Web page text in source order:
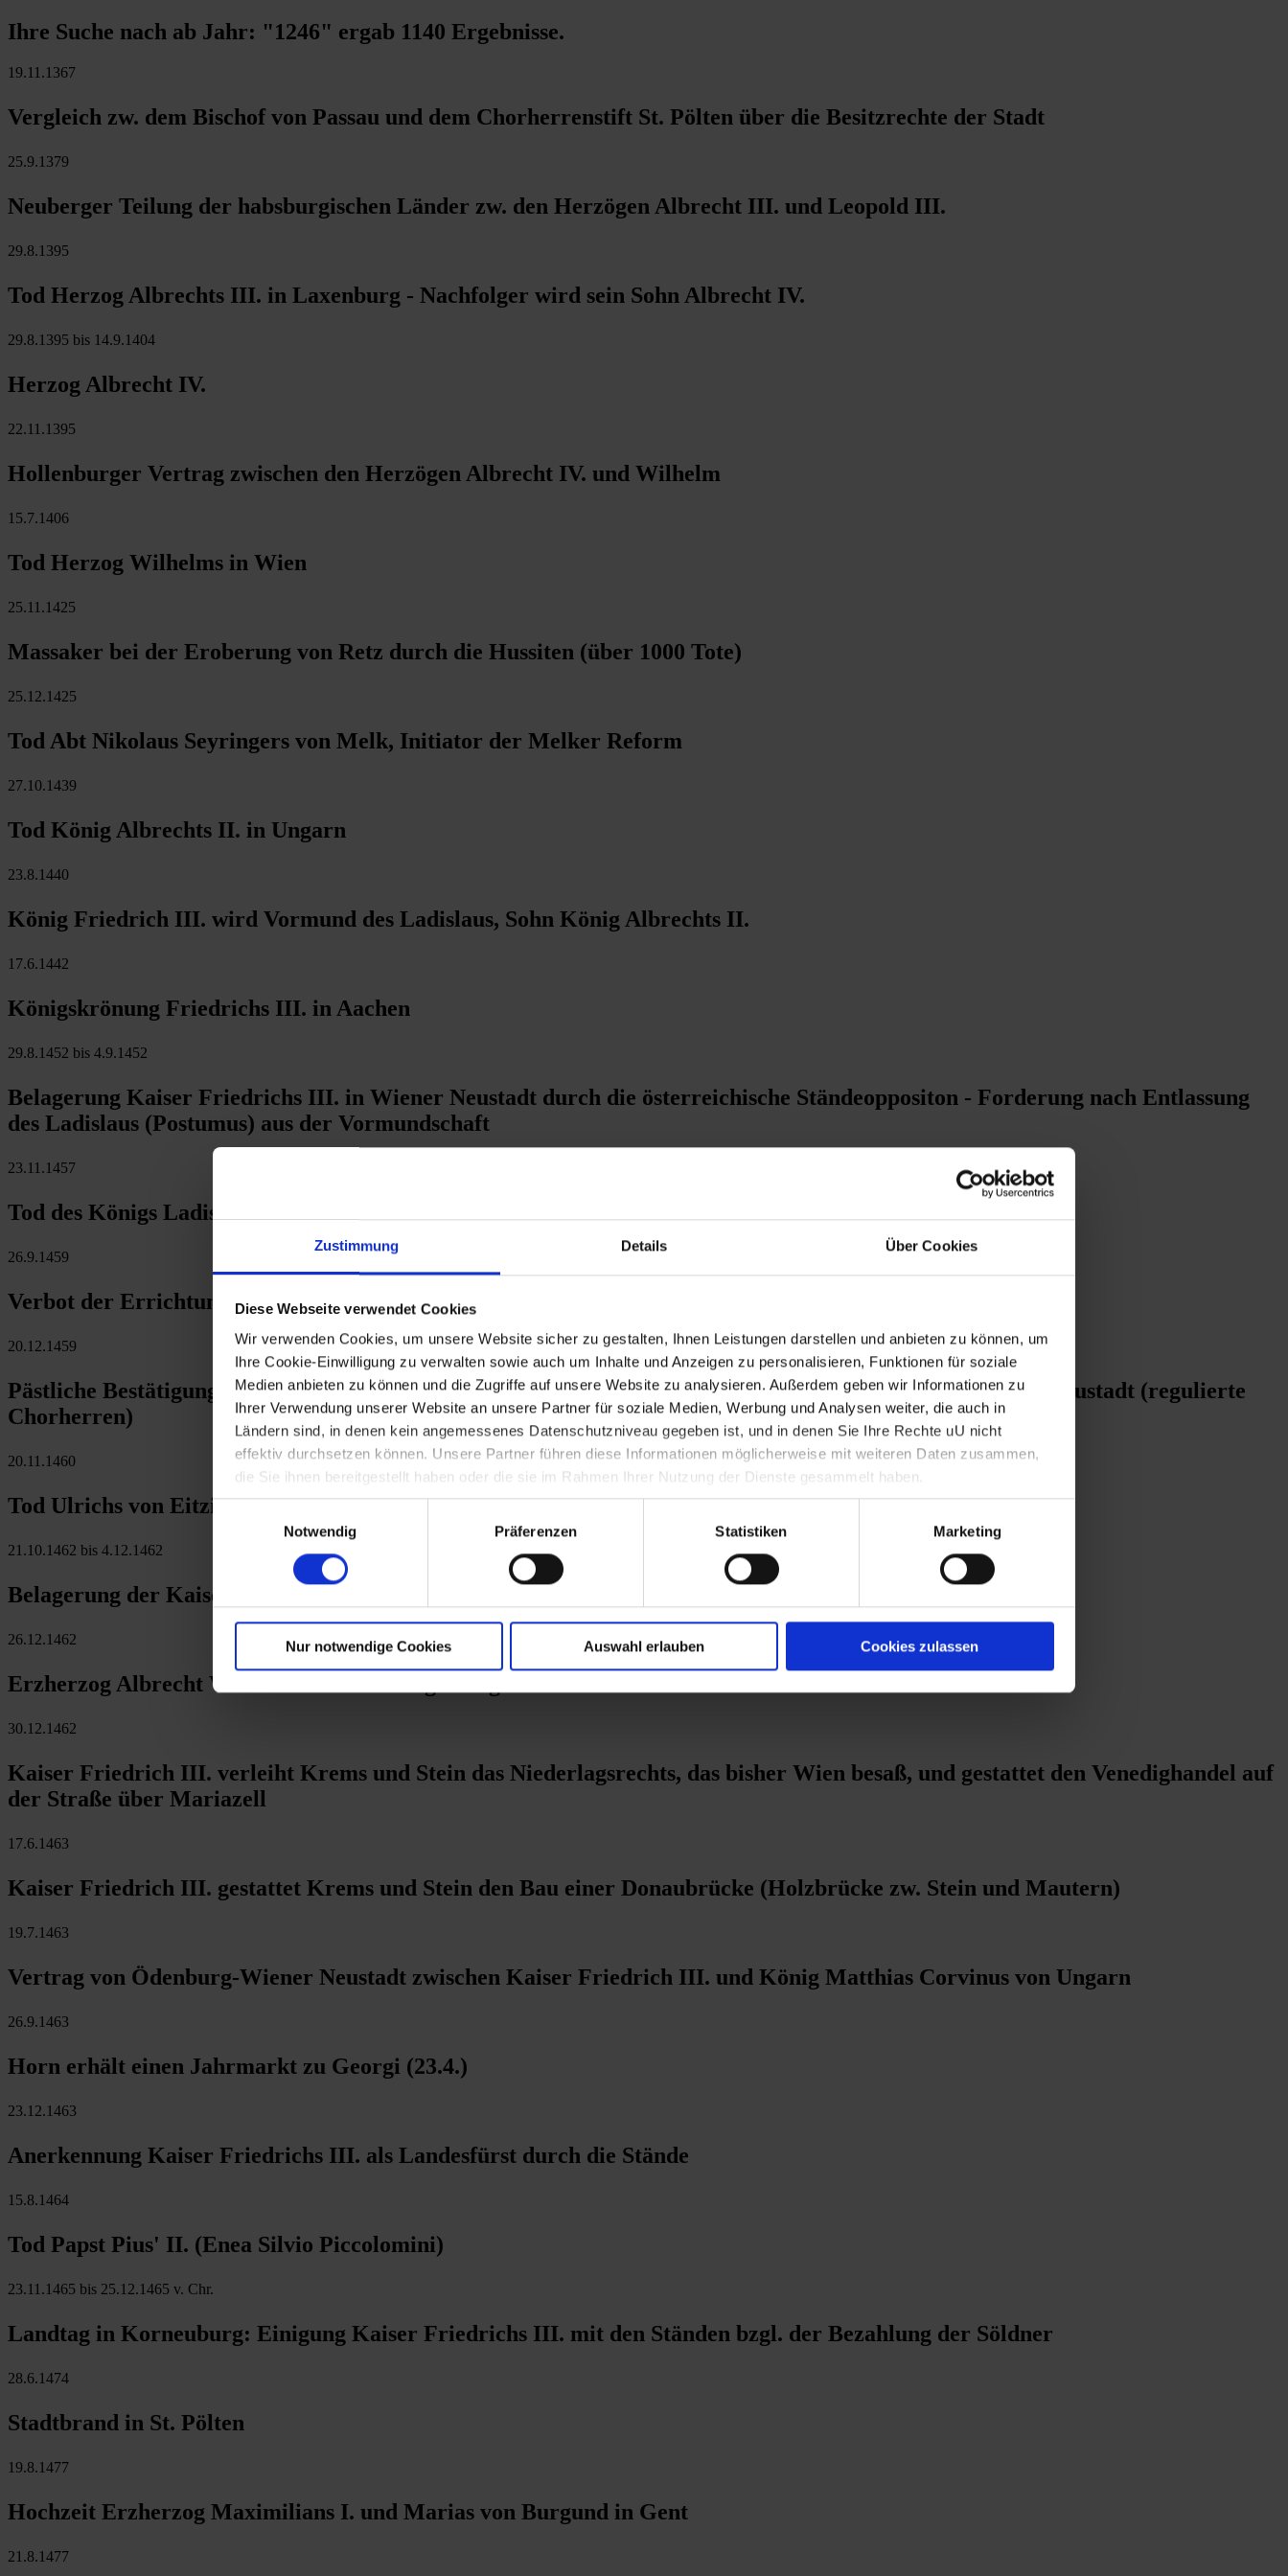
Zustimmung Details Über Cookies
Diese Webseite verwendet Cookies
Wir verwenden Cookies, um unsere Website sicher zu gestalten, Ihnen Leistungen darstellen und anbieten zu können, um
Ihre Cookie-Einwilligung zu verwalten sowie auch um Inhalte und Anzeigen zu personalisieren, Funktionen für soziale
Medien anbieten zu können und die Zugriffe auf unsere Website zu analysieren. Außerdem geben wir Informationen zu
Ihrer Verwendung unserer Website an unsere Partner für soziale Medien, Werbung und Analysen weiter, die auch in
Ländern sind, in denen kein angemessenes Datenschutzniveau gegeben ist, und in denen Sie Ihre Rechte uU nicht
effektiv durchsetzen können. Unsere Partner führen diese Informationen möglicherweise mit weiteren Daten zusammen,
die Sie ihnen bereitgestellt haben oder die sie im Rahmen Ihrer Nutzung der Dienste gesammelt haben.
Notwendig
Präferenzen Statistiken Marketing
Nur notwendige Cookies Auswahl erlauben Cookies zulassen
Ihre Suche nach ab Jahr: "1246" ergab 1140 Ergebnisse.
19.11.1367
Vergleich zw. dem Bischof von Passau und dem Chorherrenstift St. Pölten über die Besitzrechte der Stadt
25.9.1379
Neuberger Teilung der habsburgischen Länder zw. den Herzögen Albrecht III. und Leopold III.
29.8.1395
Tod Herzog Albrechts III. in Laxenburg - Nachfolger wird sein Sohn Albrecht IV.
29.8.1395 bis 14.9.1404
Herzog Albrecht IV.
22.11.1395
Hollenburger Vertrag zwischen den Herzögen Albrecht IV. und Wilhelm
15.7.1406
Tod Herzog Wilhelms in Wien
25.11.1425
Massaker bei der Eroberung von Retz durch die Hussiten (über 1000 Tote)
25.12.1425
Tod Abt Nikolaus Seyringers von Melk, Initiator der Melker Reform
27.10.1439
Tod König Albrechts II. in Ungarn
23.8.1440
König Friedrich III. wird Vormund des Ladislaus, Sohn König Albrechts II.
17.6.1442
Königskrönung Friedrichs III. in Aachen
29.8.1452 bis 4.9.1452
Belagerung Kaiser Friedrichs III. in Wiener Neustadt durch die österreichische Ständeoppositon - Forderung nach Entlassung
des Ladislaus (Postumus) aus der Vormundschaft
23.11.1457
Tod des Königs Ladislaus in Prag - Erlöschen der albertinischen Linie der Habsburger
26.9.1459
Verbot der Errichtung weiterer Donau-Ladstätten zwischen Krems und Korneuburg
20.12.1459
Pästliche Bestätigung für das von Kaiser Friedrich III. gegründete Augustiner-Chorherrenstift in Wiener Neustadt (regulierte
Chorherren)
20.11.1460
Tod Ulrichs von Eitzing in Schrattenthal
21.10.1462 bis 4.12.1462
Belagerung der Kaiserfamilie in der Wiener Burg durch die Wiener
26.12.1462
Erzherzog Albrecht VI. übernimmt die Regierung in Österreich unter der Enns
30.12.1462
Kaiser Friedrich III. verleiht Krems und Stein das Niederlagsrechts, das bisher Wien besaß, und gestattet den Venedighandel auf
der Straße über Mariazell
17.6.1463
Kaiser Friedrich III. gestattet Krems und Stein den Bau einer Donaubrücke (Holzbrücke zw. Stein und Mautern)
19.7.1463
Vertrag von Ödenburg-Wiener Neustadt zwischen Kaiser Friedrich III. und König Matthias Corvinus von Ungarn
26.9.1463
Horn erhält einen Jahrmarkt zu Georgi (23.4.)
23.12.1463
Anerkennung Kaiser Friedrichs III. als Landesfürst durch die Stände
15.8.1464
Tod Papst Pius' II. (Enea Silvio Piccolomini)
23.11.1465 bis 25.12.1465 v. Chr.
Landtag in Korneuburg: Einigung Kaiser Friedrichs III. mit den Ständen bzgl. der Bezahlung der Söldner
28.6.1474
Stadtbrand in St. Pölten
19.8.1477
Hochzeit Erzherzog Maximilians I. und Marias von Burgund in Gent
21.8.1477